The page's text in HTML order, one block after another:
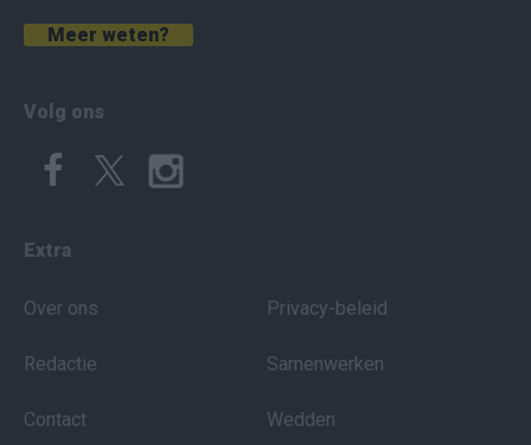
Meer weten?
Volg ons
Extra
Over ons
Redactie
Contact
Privacy-beleid
Samenwerken
Wedden